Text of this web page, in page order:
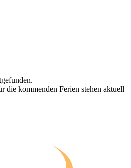
die kommenden Ferien stehen aktuell